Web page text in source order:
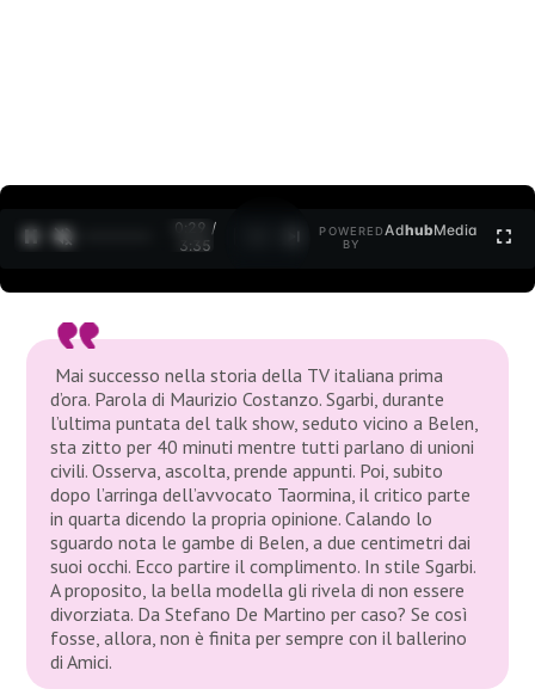
0:30 /
3:35
POWERED
BY
AdhubMedia
Mai successo nella storia della TV italiana prima
d’ora. Parola di Maurizio Costanzo. Sgarbi, durante
l’ultima puntata del talk show, seduto vicino a Belen,
sta zitto per 40 minuti mentre tutti parlano di unioni
civili. Osserva, ascolta, prende appunti. Poi, subito
dopo l’arringa dell’avvocato Taormina, il critico parte
in quarta dicendo la propria opinione. Calando lo
sguardo nota le gambe di Belen, a due centimetri dai
suoi occhi. Ecco partire il complimento. In stile Sgarbi.
A proposito, la bella modella gli rivela di non essere
divorziata. Da Stefano De Martino per caso? Se così
fosse, allora, non è finita per sempre con il ballerino
di Amici.